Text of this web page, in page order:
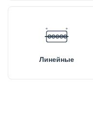
Линейные